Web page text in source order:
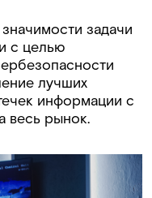
задачи
с целью
лучших
информации с
весь рынок.